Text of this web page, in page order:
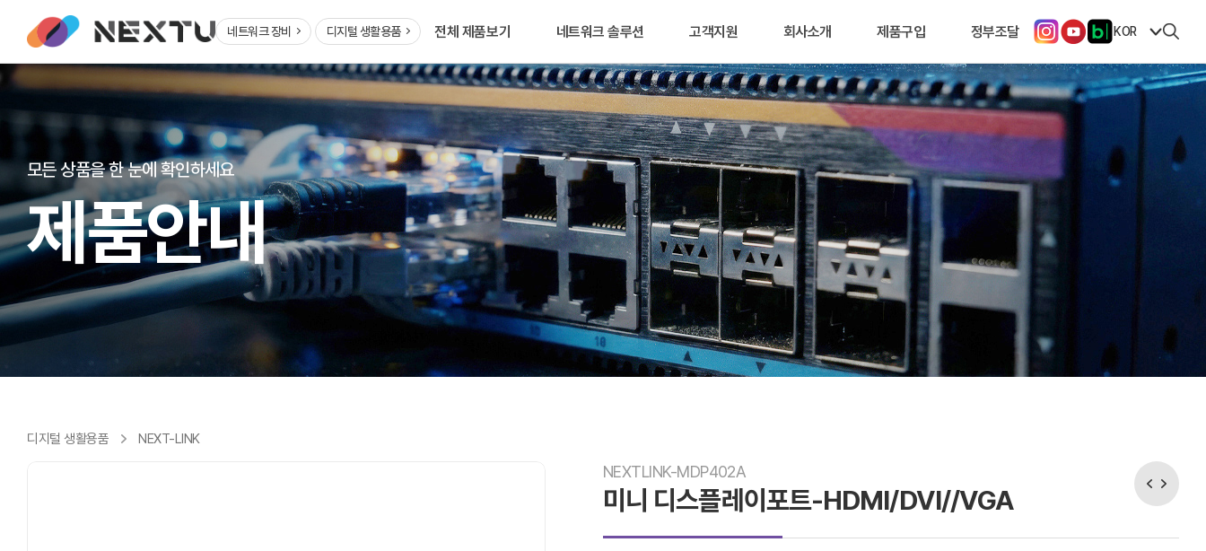
네트워크 장비 디지털 생활용품 전체 제품보기 네트워크 솔루션 고객지원 회사소개 제품구입 정부조달 KOR
모든 상품을 한 눈에 확인하세요
제품안내
디지털 생활용품 NEXT-LINK
NEXTLINK-MDP402A
미니 디스플레이포트-HDMI/DVI//VGA